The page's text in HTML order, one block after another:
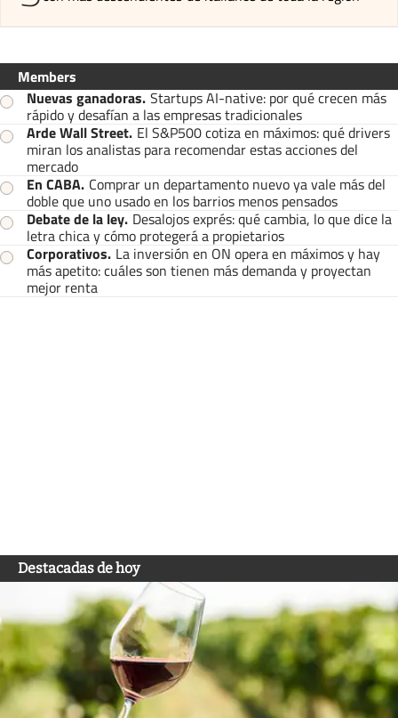
Members
Nuevas ganadoras. Startups AI-native: por qué crecen más
rápido y desafían a las empresas tradicionales
Arde Wall Street. El S&P500 cotiza en máximos: qué drivers
miran los analistas para recomendar estas acciones del
mercado
En CABA. Comprar un departamento nuevo ya vale más del
doble que uno usado en los barrios menos pensados
Debate de la ley. Desalojos exprés: qué cambia, lo que dice la
letra chica y cómo protegerá a propietarios
Corporativos. La inversión en ON opera en máximos y hay
más apetito: cuáles son tienen más demanda y proyectan
mejor renta
Destacadas de hoy